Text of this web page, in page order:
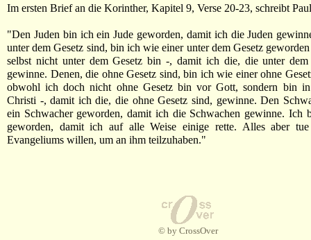
Im ersten Brief an die Korinther, Kapitel 9, Verse 20-23, schreibt
"Den Juden bin ich ein Jude geworden, damit ich die Juden
unter dem Gesetz sind, bin ich wie einer unter dem Gesetz
selbst nicht unter dem Gesetz bin -, damit ich die, die unter dem
gewinne. Denen, die ohne Gesetz sind, bin ich wie einer ohne
obwohl ich doch nicht ohne Gesetz bin vor Gott, sondern bin in
Christi -, damit ich die, die ohne Gesetz sind, gewinne. Den
ein Schwacher geworden, damit ich die Schwachen gewinne. Ich
geworden, damit ich auf alle Weise einige rette. Alles aber
Evangeliums willen, um an ihm teilzuhaben."
© by CrossOver